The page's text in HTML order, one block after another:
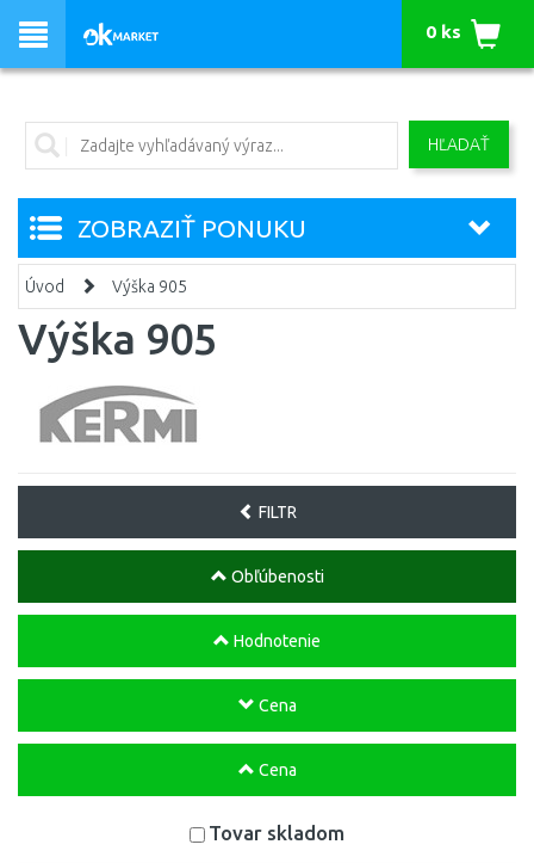
HĽADAŤ
0 ks
ZOBRAZIŤ PONUKU
Úvod Výška 905
Výška 905
FILTR
Obľúbenosti
Hodnotenie
Cena
Cena
Tovar skladom